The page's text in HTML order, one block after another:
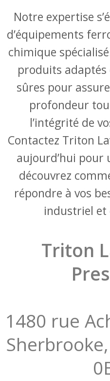
Notre expertise
d’équipements
chimique
produits adaptés
sûres pour
profondeur
l’intégrité de
Contactez Triton
aujourd’hui pour
découvrez
répondre à vos
industriel et
Triton
1480 rue